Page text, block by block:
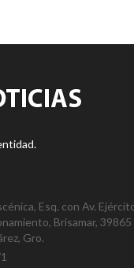
Esq. con Av.
Brisamar, 39865
Gro.